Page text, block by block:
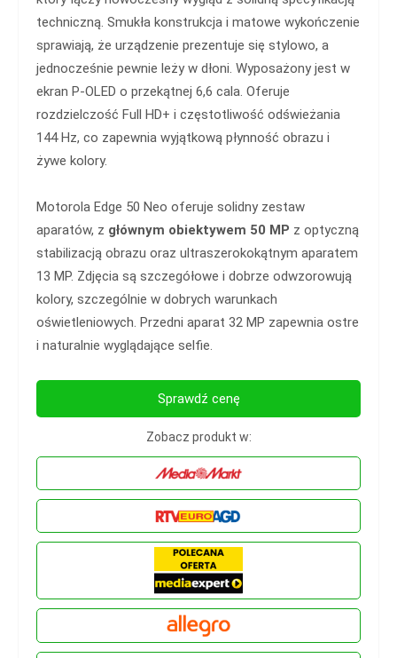
techniczną. Smukła konstrukcja i matowe wykończenie
sprawiają, że urządzenie prezentuje się stylowo, a
jednocześnie pewnie leży w dłoni. Wyposażony jest w
ekran P-OLED o przekątnej 6,6 cala. Oferuje
rozdzielczość Full HD+ i częstotliwość odświeżania
144 Hz, co zapewnia wyjątkową płynność obrazu i
żywe kolory.
Motorola Edge 50 Neo oferuje solidny zestaw
aparatów, z głównym obiektywem 50 MP z optyczną
stabilizacją obrazu oraz ultraszerokokątnym aparatem
13 MP. Zdjęcia są szczegółowe i dobrze odwzorowują
kolory, szczególnie w dobrych warunkach
oświetleniowych. Przedni aparat 32 MP zapewnia ostre
i naturalnie wyglądające selfie.
Sprawdź cenę
Zobacz produkt w: